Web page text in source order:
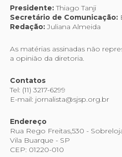
Presidente:Thiago Tanji
Secretário de Comunicação:
Redação:Juliana Almeida
As matérias assinadas não
a opinião da diretoria.
Contatos
Tel: (11) 3217-6299
E-mail: jornalista@sjsp.org.br
Endereço
Rua Rego Freitas,530 -
Vila Buarque - SP
CEP: 01220-010